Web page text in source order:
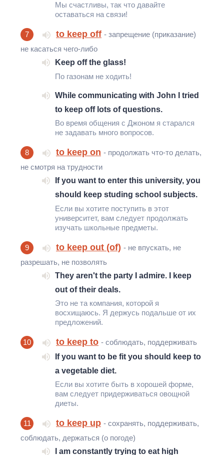
Мы счастливы, так что давайте
оставаться на связи!
7 to keep off - запрещение (приказание)
не касаться чего-либо
Keep off the glass!
По газонам не ходить!
While communicating with John I tried
to keep off lots of questions.
Во время общения с Джоном я старался
не задавать много вопросов.
8 to keep on - продолжать что-то делать,
не смотря на трудности
If you want to enter this university, you
should keep studing school subjects.
Если вы хотите поступить в этот
университет, вам следует продолжать
изучать школьные предметы.
9 to keep out (of) - не впускать, не
разрешать, не позволять
They aren't the party I admire. I keep
out of their deals.
Это не та компания, которой я
восхищаюсь. Я держусь подальше от их
предложений.
10 to keep to - соблюдать, поддерживать
If you want to be fit you should keep to
a vegetable diet.
Если вы хотите быть в хорошей форме,
вам следует придерживаться овощной
диеты.
11 to keep up - сохранять, поддерживать,
соблюдать, держаться (о погоде)
I am constantly trying to eat high